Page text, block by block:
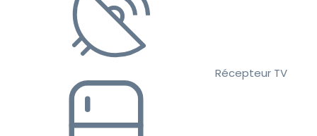
Récepteur TV